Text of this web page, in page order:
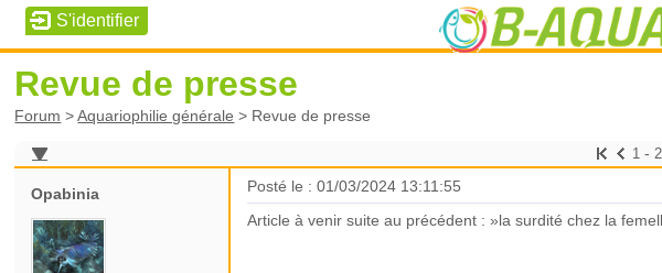
Revue de presse
Forum >Aquariophilie générale > Revue de presse
1 - 2
Opabinia
Posté le : 01/03/2024 13:11:55
Article à venir suite au précédent : »la surdité chez la